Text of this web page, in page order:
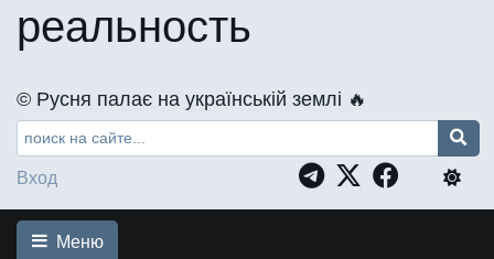
реальность
©️ Русня палає на українській землі 🔥
Вход
Меню